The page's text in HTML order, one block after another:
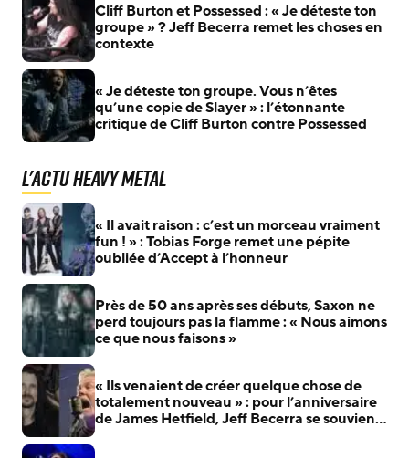
Cliff Burton et Possessed : « Je déteste ton
groupe » ? Jeff Becerra remet les choses en
contexte
« Je déteste ton groupe. Vous n’êtes
qu’une copie de Slayer » : l’étonnante
critique de Cliff Burton contre Possessed
L'actu Heavy Metal
« Il avait raison : c’est un morceau vraiment
fun ! » : Tobias Forge remet une pépite
oubliée d’Accept à l’honneur
Près de 50 ans après ses débuts, Saxon ne
perd toujours pas la flamme : « Nous aimons
ce que nous faisons »
« Ils venaient de créer quelque chose de
totalement nouveau » : pour l’anniversaire
de James Hetfield, Jeff Becerra se souvient